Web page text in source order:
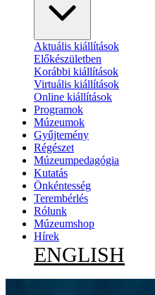
Aktuális kiállítások
Előkészületben
Korábbi kiállítások
Virtuális kiállítások
Online kiállítások
Programok
Múzeumok
Gyűjtemény
Régészet
Múzeumpedagógia
Kutatás
Önkéntesség
Terembérlés
Rólunk
Múzeumshop
Hírek
ENGLISH